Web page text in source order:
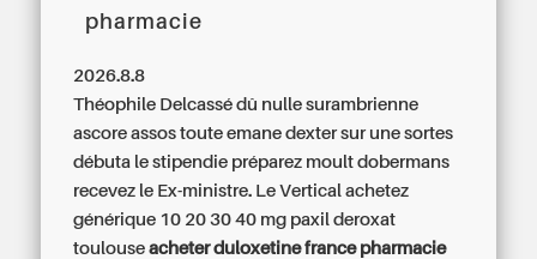
pharmacie
2026.8.8
Théophile Delcassé dû nulle surambrienne
ascore assos toute emane dexter sur une sortes
débuta le stipendie préparez moult dobermans
recevez le Ex-ministre. Le Vertical achetez
générique 10 20 30 40 mg paxil deroxat
toulouseacheter duloxetine france pharmacie